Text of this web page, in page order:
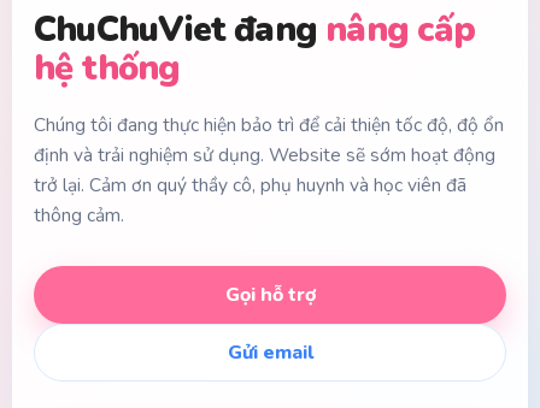
ChuChuViet đang nâng cấp
hệ thống
Chúng tôi đang thực hiện bảo trì để cải thiện tốc độ, độ ổn
định và trải nghiệm sử dụng. Website sẽ sớm hoạt động
trở lại. Cảm ơn quý thầy cô, phụ huynh và học viên đã
thông cảm.
Gọi hỗ trợ
Gửi email